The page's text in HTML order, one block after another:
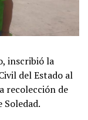
inscribió la
del Estado al
recolección de
Soledad.